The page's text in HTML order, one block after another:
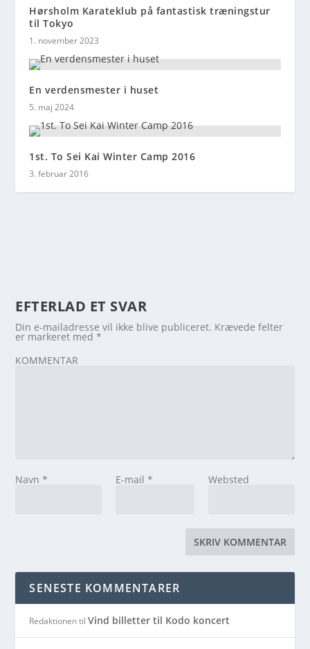
Hørsholm Karateklub på fantastisk træningstur
til Tokyo
1. november 2023
En verdensmester i huset
5. maj 2024
1st. To Sei Kai Winter Camp 2016
3. februar 2016
EFTERLAD ET SVAR
Din e-mailadresse vil ikke blive publiceret. Krævede felter
er markeret med*
KOMMENTAR
Navn* E-mail * Websted
SENESTE KOMMENTARER
RedaktionentilVind billetter til Kodo koncert